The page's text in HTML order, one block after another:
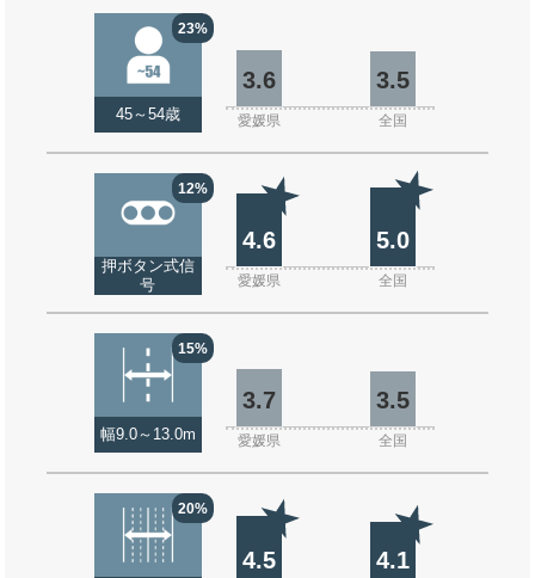
23%
45～54歳
3.6 3.5
愛媛県 全国
12%
押ボタン式信
号
4.6 5.0
愛媛県 全国
15%
幅9.0～13.0m
3.7 3.5
愛媛県 全国
20%
4.5 4.1